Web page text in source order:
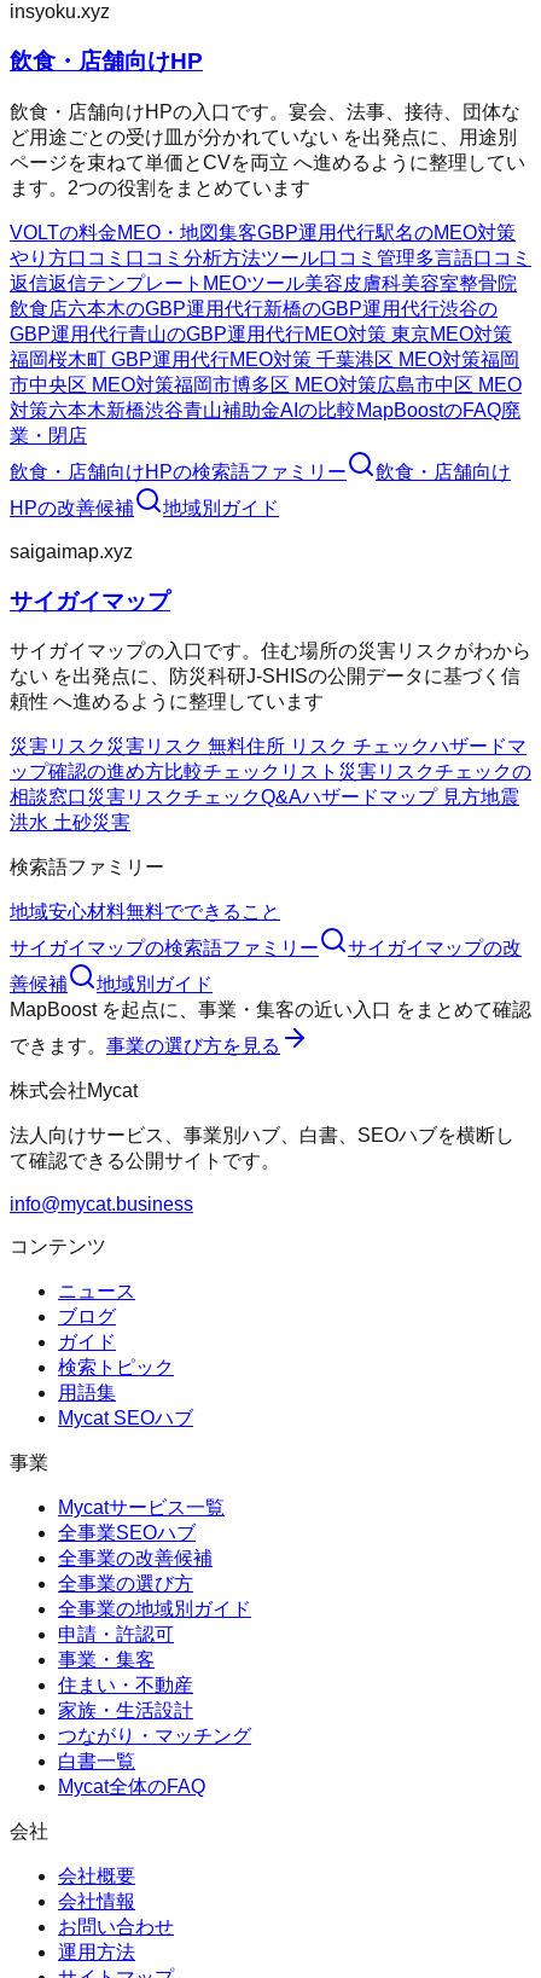
insyoku.xyz
飲食・店舗向けHP
飲食・店舗向けHPの入口です。宴会、法事、接待、団体な
ど用途ごとの受け皿が分かれていない を出発点に、用途別
ページを束ねて単価とCVを両立 へ進めるように整理してい
ます。2つの役割をまとめています
VOLTの料金MEO・地図集客GBP運用代行駅名のMEO対策
やり方口コミ 口コミ分析方法ツール口コミ管理多言語口コミ
返信返信テンプレート MEOツール美容皮膚科美容室整骨院
飲食店六本木のGBP運用代行新橋のGBP運用代行渋谷の
GBP運用代行青山のGBP運用代行MEO対策 東京MEO対策
福岡桜木町 GBP運用代行MEO対策 千葉港区 MEO対策福岡
市中央区 MEO対策福岡市博多区 MEO対策広島市中区 MEO
対策六本木新橋渋谷青山補助金AIの比較MapBoostのFAQ廃
業・閉店
飲食・店舗向けHPの検索語ファミリー
飲食・店舗向け
HPの改善候補 地域別ガイド
saigaimap.xyz
サイガイマップ
サイガイマップの入口です。住む場所の災害リスクがわから
ない を出発点に、防災科研J-SHISの公開データに基づく信
頼性 へ進めるように整理しています
災害リスク災害リスク 無料住所 リスク チェックハザードマ
ップ確認の進め方比較チェックリスト 災害リスクチェックの
相談窓口災害リスクチェックQ&Aハザードマップ 見方地震
洪水 土砂災害
検索語ファミリー
地域安心材料無料でできること
サイガイマップの検索語ファミリー サイガイマップの改
善候補
地域別ガイド
MapBoostを起点に、 事業・集客の近い入口 をまとめて確認
できます。 事業の選び方を見る
株式会社Mycat
法人向けサービス、事業別ハブ、白書、SEOハブを横断し
て確認できる公開サイトです。
info@mycat.business
コンテンツ
ニュース
ブログ
ガイド
検索トピック
用語集
Mycat SEOハブ
事業
Mycatサービス一覧
全事業SEOハブ
全事業の改善候補
全事業の選び方
全事業の地域別ガイド
申請・許認可
事業・集客
住まい・不動産
家族・生活設計
つながり・マッチング
白書一覧
Mycat全体のFAQ
会社
会社概要
会社情報
お問い合わせ
運用方法